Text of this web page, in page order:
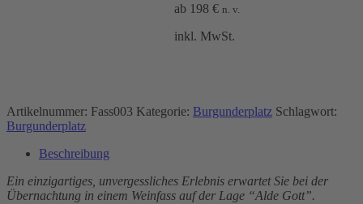
ab 198€ n. v.
inkl. MwSt.
Artikelnummer: Fass003 Kategorie: Burgunderplatz Schlagwort:
Burgunderplatz
Beschreibung
Ein einzigartiges, unvergessliches Erlebnis erwartet Sie bei der
Übernachtung in einem Weinfass auf der Lage “Alde Gott”.